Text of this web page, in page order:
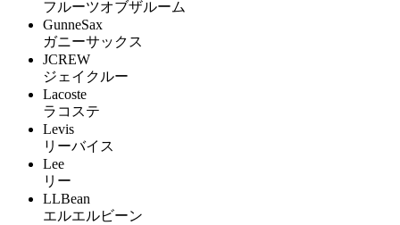
フルーツオブザルーム
GunneSax
ガニーサックス
JCREW
ジェイクルー
Lacoste
ラコステ
Levis
リーバイス
Lee
リー
LLBean
エルエルビーン